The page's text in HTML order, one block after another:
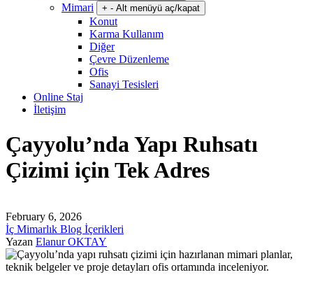
Mimari + - Alt menüyü aç/kapat
Konut
Karma Kullanım
Diğer
Çevre Düzenleme
Ofis
Sanayi Tesisleri
Online Staj
İletişim
Çayyolu’nda Yapı Ruhsatı
Çizimi için Tek Adres
February 6, 2026
İç Mimarlık Blog İçerikleri
Yazan Elanur OKTAY